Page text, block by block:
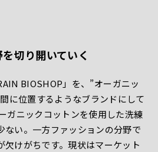
切り開いていく
BIOSHOP」を、”オーガニッ
に位置するようなブランドにして
ガニックコットンを使用した洗練
ない。一方ファッションの分野で
欠けがちです。現状はマーケット